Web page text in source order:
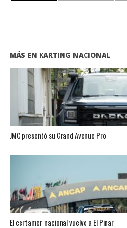
MÁS EN KARTING NACIONAL
JMC presentó su Grand Avenue Pro
El certamen nacional vuelve a El Pinar